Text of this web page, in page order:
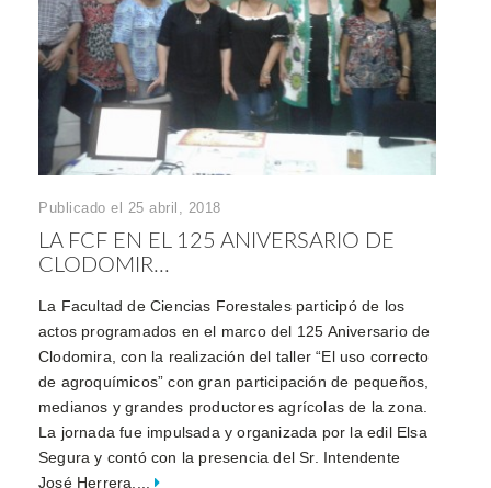
Publicado el 25 abril, 2018
LA FCF EN EL 125 ANIVERSARIO DE
CLODOMIR...
La Facultad de Ciencias Forestales participó de los
actos programados en el marco del 125 Aniversario de
Clodomira, con la realización del taller “El uso correcto
de agroquímicos” con gran participación de pequeños,
medianos y grandes productores agrícolas de la zona.
La jornada fue impulsada y organizada por la edil Elsa
Segura y contó con la presencia del Sr. Intendente
José Herrera,...